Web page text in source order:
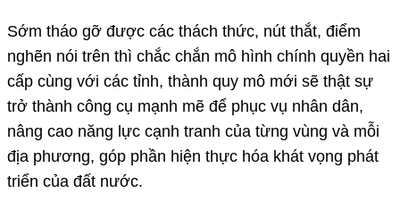
Sớm tháo gỡ được các thách thức, nút thắt, điểm
nghẽn nói trên thì chắc chắn mô hình chính quyền hai
cấp cùng với các tỉnh, thành quy mô mới sẽ thật sự
trở thành công cụ mạnh mẽ để phục vụ nhân dân,
nâng cao năng lực cạnh tranh của từng vùng và mỗi
địa phương, góp phần hiện thực hóa khát vọng phát
triển của đất nước.